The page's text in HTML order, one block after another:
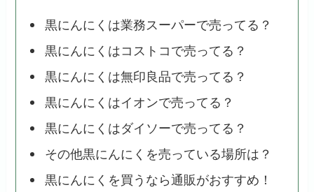
黒にんにくは業務スーパーで売ってる？
黒にんにくはコストコで売ってる？
黒にんにくは無印良品で売ってる？
黒にんにくはイオンで売ってる？
黒にんにくはダイソーで売ってる？
その他黒にんにくを売っている場所は？
黒にんにくを買うなら通販がおすすめ！